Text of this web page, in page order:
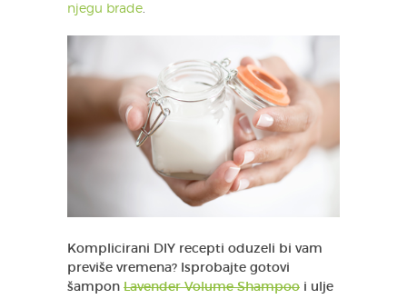
njegu brade.
Komplicirani DIY recepti oduzeli bi vam
previše vremena? Isprobajte gotovi
šampon Lavender Volume Shampoo i ulje